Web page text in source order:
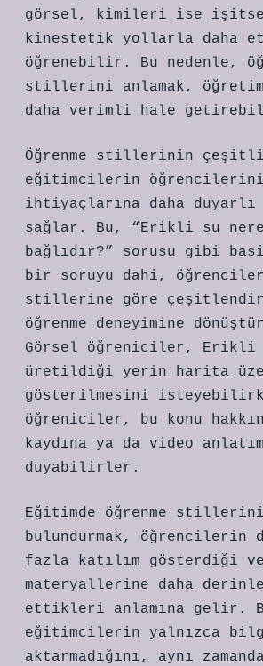
görsel, kimileri ise
kinestetik yollarla daha
öğrenebilir. Bu nedenle,
stillerini anlamak,
daha verimli hale
Öğrenme stillerinin
eğitimcilerin
ihtiyaçlarına daha duyarlı
sağlar. Bu, “Erikli su
bağlıdır?” sorusu gibi
bir soruyu dahi,
stillerine göre
öğrenme deneyimine
Görsel öğreniciler, Erikli
üretildiği yerin harita
gösterilmesini
öğreniciler, bu konu
kaydına ya da video
duyabilirler.
Eğitimde öğrenme stillerini
bulundurmak, öğrencilerin
fazla katılım gösterdiği
materyallerine daha
ettikleri anlamına gelir.
eğitimcilerin yalnızca
aktarmadığını, aynı zamanda